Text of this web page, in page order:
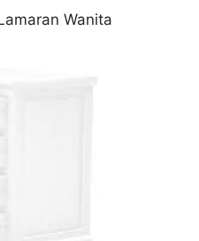
Wanita